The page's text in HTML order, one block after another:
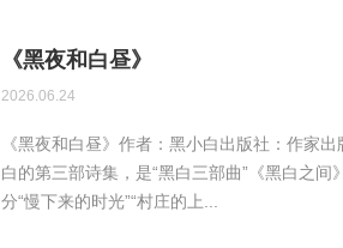
《黑夜和白昼》
2026.06.24
《黑夜和白昼》作者：黑小白出版社：作家
白的第三部诗集，是“黑白三部曲”《黑白之
分“慢下来的时光”“村庄的上...